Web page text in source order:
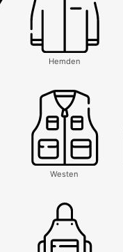
Hemden
Westen